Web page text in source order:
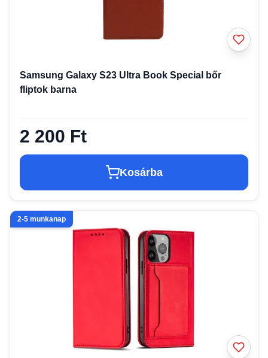
Samsung Galaxy S23 Ultra Book Special bőr
fliptok barna
2 200 Ft
Kosárba
2-5 munkanap